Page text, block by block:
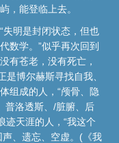
，能登临上去。
失明是封闭状态，但也
数学。”似乎再次回到
有苍老，没有死亡，
是博尔赫斯寻找自我、
组成的人，“颅骨、隐
普洛透斯、/脏腑、后
迹天涯的人，“我这个
、遗忘、空虚。(《我